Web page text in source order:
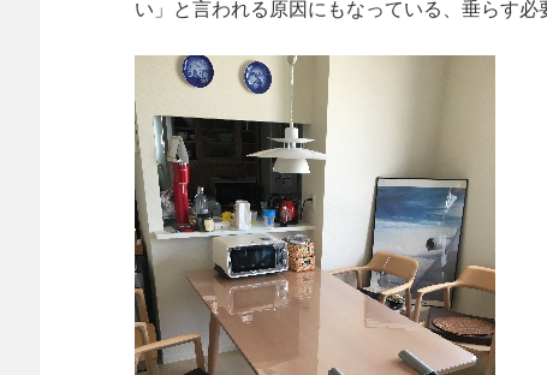
い」と言われる原因にもなっている、垂らす必